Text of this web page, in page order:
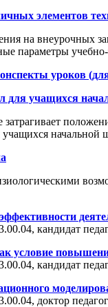
элементов
на внеурочных
параметры
уроков
для учащихся
начальной
кандидат
условие
кандидат
доктор